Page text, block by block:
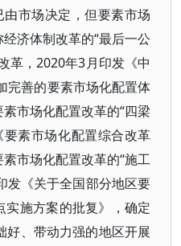
市场决定，但要素市场
济体制改革的“最后一公
革，2020年3月印发《中
完善的要素市场化配置体
市场化配置改革的“四梁
要素市场化配置综合改革
市场化配置改革的“施工
发《关于全国部分地区要
施方案的批复》，确定
好、带动力强的地区开展